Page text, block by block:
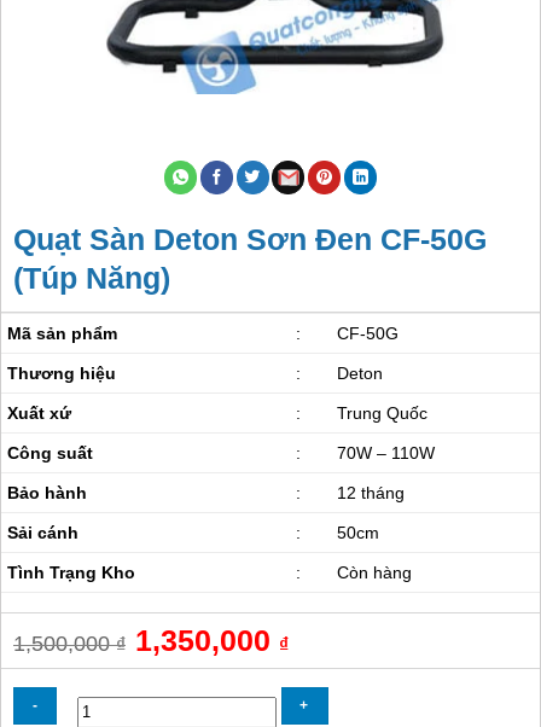
Quạt Sàn Deton Sơn Đen CF-50G
(Túp Năng)
Mã sản phẩm : CF-50G
Thương hiệu : Deton
Xuất xứ : Trung Quốc
Công suất : 70W – 110W
Bảo hành : 12 tháng
Sải cánh : 50cm
Tình Trạng Kho : Còn hàng
1,500,000₫
Giá
gốc
là:
1,350,000 ₫
Giá
hiện
tại
là:
1,350,000 ₫.